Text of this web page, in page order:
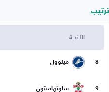
ترتيب
الأندية
8 ميلوول
9 ساوثهامبتون